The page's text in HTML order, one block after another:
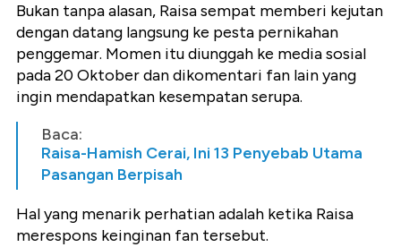
Bukan tanpa alasan, Raisa sempat memberi kejutan
dengan datang langsung ke pesta pernikahan
penggemar. Momen itu diunggah ke media sosial
pada 20 Oktober dan dikomentari fan lain yang
ingin mendapatkan kesempatan serupa.
Baca:
Raisa-Hamish Cerai, Ini 13 Penyebab Utama
Pasangan Berpisah
Hal yang menarik perhatian adalah ketika Raisa
merespons keinginan fan tersebut.